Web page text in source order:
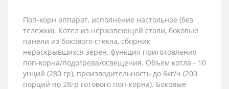
Поп-корн аппарат, исполнение настольное (без
тележки). Котел из нержавеющей стали, боковые
панели из бокового стекла, сборник
нераскрывшихся зерен, функция приготовления
поп-корна/подогрева/освещения. Объем котла - 10
унций (280 гр), производительность до 6кг/ч (200
порций по 28гр готового поп-корна). Боковые